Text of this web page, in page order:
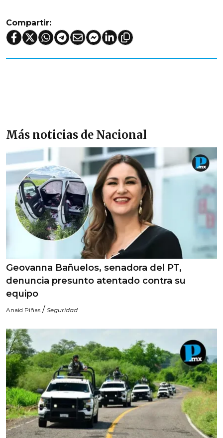
Compartir:
Más noticias de Nacional
Geovanna Bañuelos, senadora del PT,
denuncia presunto atentado contra su
equipo
Anaid Piñas / Seguridad